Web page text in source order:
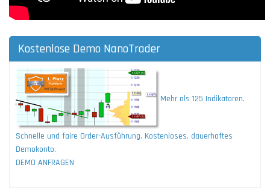
Kostenlose Demo NanoTrader
Mehr als 125 Indikatoren.
Schnelle und faire Order-Ausführung. Kostenloses, dauerhaftes
Demokonto.
DEMO ANFRAGEN